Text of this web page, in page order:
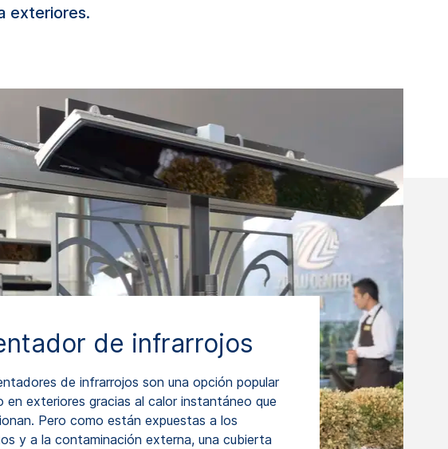
exteriores.
de infrarrojos
de infrarrojos son una opción popular
en exteriores gracias al calor instantáneo que
Pero como están expuestas a los
y a la contaminación externa, una cubierta